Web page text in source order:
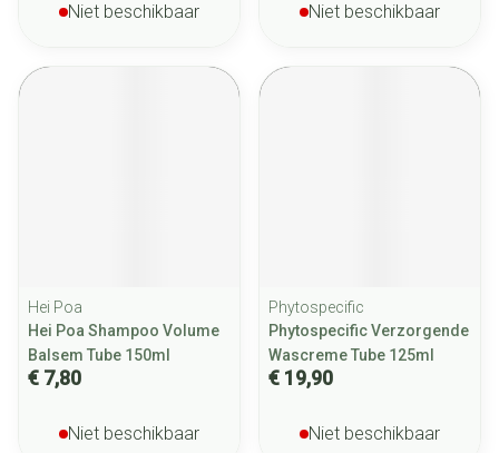
Niet beschikbaar Niet beschikbaar
Hei Poa
Hei Poa Shampoo Volume
Balsem Tube 150ml
€ 7,80
Niet beschikbaar
Phytospecific
Phytospecific Verzorgende
Wascreme Tube 125ml
€ 19,90
Niet beschikbaar